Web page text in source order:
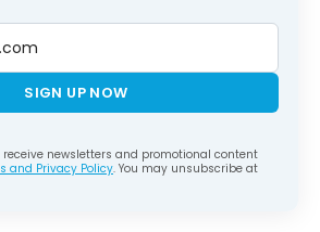
SIGN UP NOW
newsletters and promotional content
and Privacy Policy. You may unsubscribe at